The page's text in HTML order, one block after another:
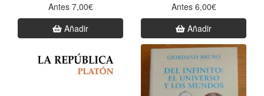
Antes 7,00€
Añadir
Antes 6,00€
Añadir